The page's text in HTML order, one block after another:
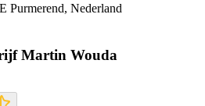
Purmerend, Nederland
Martin Wouda